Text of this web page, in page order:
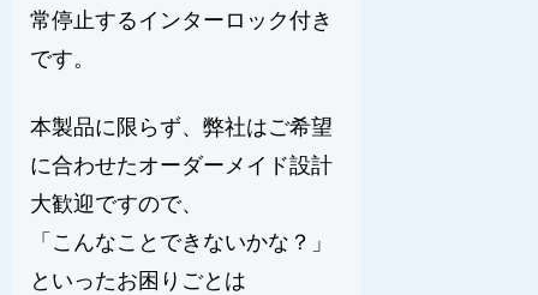
常停止するインターロック付き
です。
本製品に限らず、弊社はご希望
に合わせたオーダーメイド設計
大歓迎ですので、
「こんなことできないかな？」
といったお困りごとは